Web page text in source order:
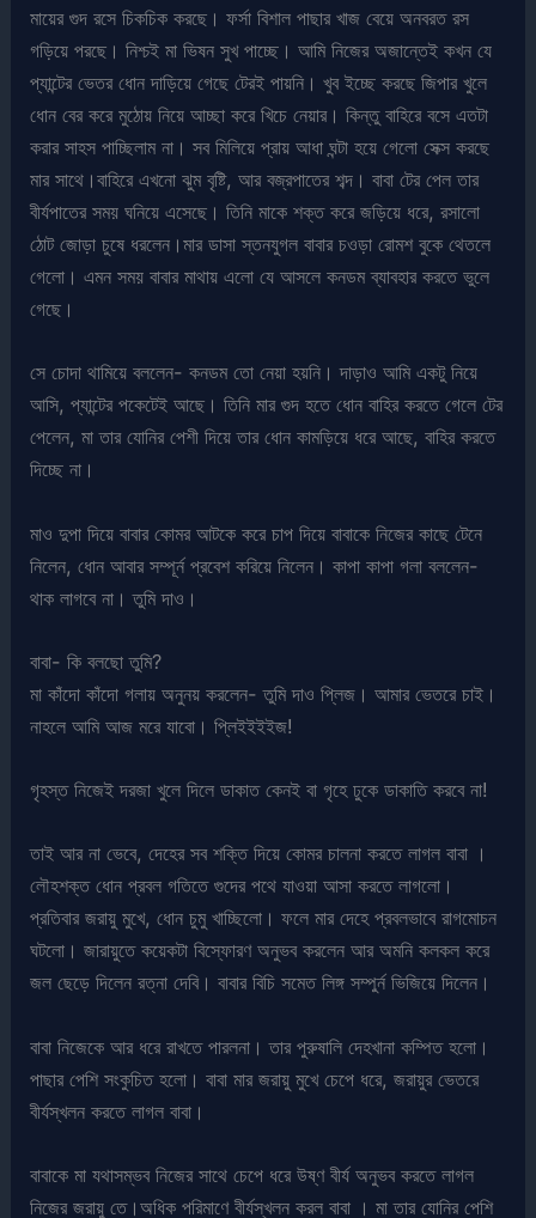
মায়ের গুদ রসে চিকচিক করছে। ফর্সা বিশাল পাছার খাজ বেয়ে অনবরত রস
গড়িয়ে পরছে। নিশ্চই মা ভিষন সুখ পাচ্ছে। আমি নিজের অজান্তেই কখন যে
প্যান্টের ভেতর ধোন দাড়িয়ে গেছে টেরই পায়নি। খুব ইচ্ছে করছে জিপার খুলে
ধোন বের করে মুঠোয় নিয়ে আচ্ছা করে খিচে নেয়ার। কিন্তু বাহিরে বসে এতটা
করার সাহস পাচ্ছিলাম না। সব মিলিয়ে প্রায় আধা ঘন্টা হয়ে গেলো সেক্স করছে
মার সাথে।বাহিরে এখনো ঝুম বৃষ্টি, আর বজ্রপাতের শব্দ। বাবা টের পেল তার
বীর্যপাতের সময় ঘনিয়ে এসেছে। তিনি মাকে শক্ত করে জড়িয়ে ধরে, রসালো
ঠোট জোড়া চুষে ধরলেন।মার ডাসা স্তনযুগল বাবার চওড়া রোমশ বুকে থেতলে
গেলো। এমন সময় বাবার মাথায় এলো যে আসলে কনডম ব্যাবহার করতে ভুলে
গেছে।
সে চোদা থামিয়ে বললেন- কনডম তো নেয়া হয়নি। দাড়াও আমি একটু নিয়ে
আসি, প্যান্টের পকেটেই আছে। তিনি মার গুদ হতে ধোন বাহির করতে গেলে টের
পেলেন, মা তার যোনির পেশী দিয়ে তার ধোন কামড়িয়ে ধরে আছে, বাহির করতে
দিচ্ছে না।
মাও দুপা দিয়ে বাবার কোমর আটকে করে চাপ দিয়ে বাবাকে নিজের কাছে টেনে
নিলেন, ধোন আবার সম্পূর্ন প্রবেশ করিয়ে নিলেন। কাপা কাপা গলা বললেন-
থাক লাগবে না। তুমি দাও।
বাবা- কি বলছো তুমি?
মা কাঁদো কাঁদো গলায় অনুনয় করলেন- তুমি দাও প্লিজ। আমার ভেতরে চাই।
নাহলে আমি আজ মরে যাবো। প্লিইইইইজ!
গৃহস্ত নিজেই দরজা খুলে দিলে ডাকাত কেনই বা গৃহে ঢুকে ডাকাতি করবে না!
তাই আর না ভেবে, দেহের সব শক্তি দিয়ে কোমর চালনা করতে লাগল বাবা ।
লৌহশক্ত ধোন প্রবল গতিতে গুদের পথে যাওয়া আসা করতে লাগলো।
প্রতিবার জরায়ু মুখে, ধোন চুমু খাচ্ছিলো। ফলে মার দেহে প্রবলভাবে রাগমোচন
ঘটলো। জারায়ুতে কয়েকটা বিস্ফোরণ অনুভব করলেন আর অমনি কলকল করে
জল ছেড়ে দিলেন রত্না দেবি। বাবার বিচি সমেত লিঙ্গ সম্পুর্ন ভিজিয়ে দিলেন।
বাবা নিজেকে আর ধরে রাখতে পারলনা। তার পুরুষালি দেহখানা কম্পিত হলো।
পাছার পেশি সংকুচিত হলো। বাবা মার জরায়ু মুখে চেপে ধরে, জরায়ুর ভেতরে
বীর্যস্খলন করতে লাগল বাবা।
বাবাকে মা যথাসম্ভব নিজের সাথে চেপে ধরে উষ্ণ বীর্য অনুভব করতে লাগল
নিজের জরায়ু তে।অধিক পরিমাণে বীর্যস্খলন করল বাবা । মা তার যোনির পেশি